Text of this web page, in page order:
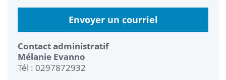
Envoyer un courriel
Contact administratif
Mélanie Evanno
Tél : 0297872932